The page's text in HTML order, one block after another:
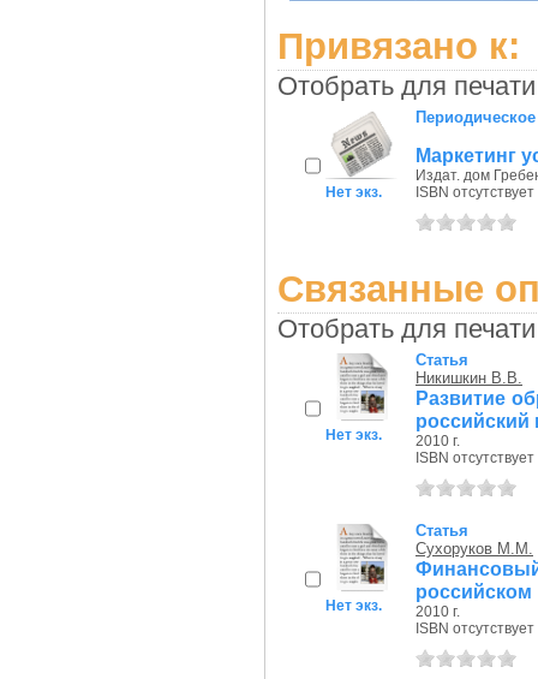
Привязано к:
Отобрать для
Нет экз.
Маркетинг
Издат. дом
ISBN отсутствует
Связанные
Отобрать для
Нет экз.
Статья
Никишкин В.В.
Развитие
2010 г.
ISBN отсутствует
Нет экз.
Статья
Сухоруков М.М.
2010 г.
ISBN отсутствует